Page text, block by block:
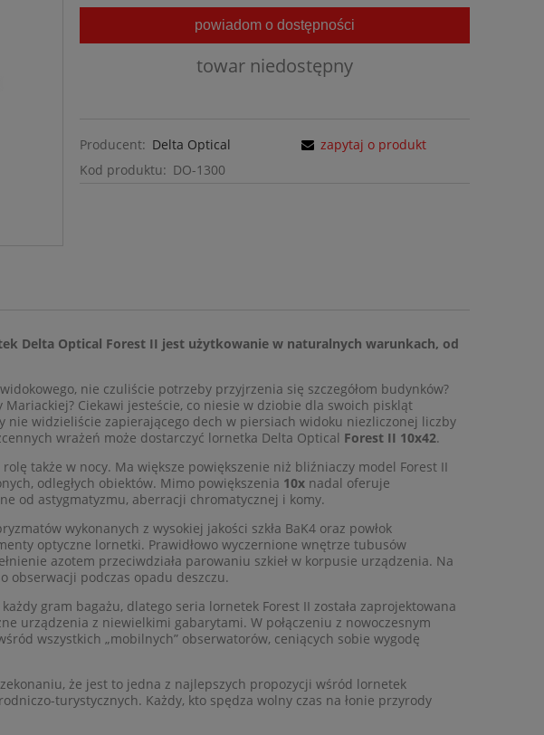
9mm PARA
500,00 zł
3 800,00 zł
cena:3 500,00 zł
OR KAL. 9mm PARA
3 500,00 zł
Cena regularna:3 800,00 zł
Najniższa cena:3 800,00 zł
powiadom o dostępności
towar niedostępny
Producent: Delta Optical
Kod produktu: DO-1300
zapytaj o produkt
Delta Optical Forest II jest użytkowanie w naturalnych warunkach, od
nie czuliście potrzeby przyjrzenia się szczegółom budynków?
Ciekawi jesteście, co niesie w dziobie dla swoich piskląt
nie widzieliście zapierającego dech w piersiach widoku niezliczonej liczby
wrażeń może dostarczyć lornetka Delta Optical Forest II 10x42.
także w nocy. Ma większe powiększenie niż bliźniaczy model Forest II
odległych obiektów. Mimo powiększenia 10x nadal oferuje
od astygmatyzmu, aberracji chromatycznej i komy.
wykonanych z wysokiej jakości szkła BaK4 oraz powłok
optyczne lornetki. Prawidłowo wyczernione wnętrze tubusów
azotem przeciwdziała parowaniu szkieł w korpusie urządzenia. Na
obserwacji podczas opadu deszczu.
gram bagażu, dlatego seria lornetek Forest II została zaprojektowana
urządzenia z niewielkimi gabarytami. W połączeniu z nowoczesnym
wszystkich „mobilnych” obserwatorów, ceniących sobie wygodę
że jest to jedna z najlepszych propozycji wśród lornetek
turystycznych. Każdy, kto spędza wolny czas na łonie przyrody